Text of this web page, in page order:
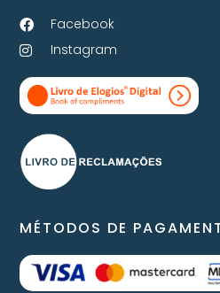
Facebook
Instagram
MÉTODOS DE